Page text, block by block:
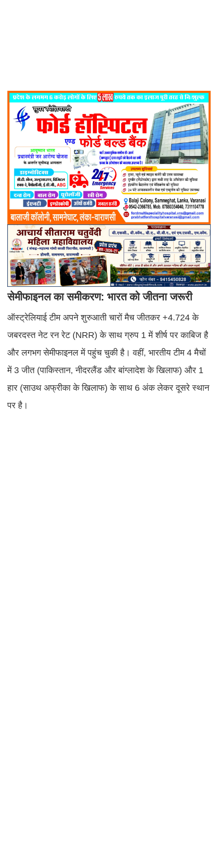
सेमीफाइनल का समीकरण: भारत को जीतना जरूरी
ऑस्ट्रेलियाई टीम अपने शुरुआती चारों मैच जीतकर +4.724 के
जबरदस्त नेट रन रेट (NRR) के साथ ग्रुप 1 में शीर्ष पर काबिज है
और लगभग सेमीफाइनल में पहुंच चुकी है। वहीं, भारतीय टीम 4 मैचों
में 3 जीत (पाकिस्तान, नीदरलैंड और बांग्लादेश के खिलाफ) और 1
हार (साउथ अफ्रीका के खिलाफ) के साथ 6 अंक लेकर दूसरे स्थान
पर है।